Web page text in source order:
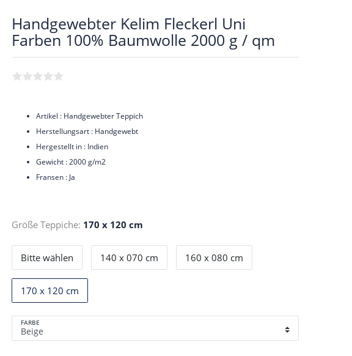
Handgewebter Kelim Fleckerl Uni
Farben 100% Baumwolle 2000 g / qm
Artikel : Handgewebter Teppich
Herstellungsart : Handgewebt
Hergestellt in : Indien
Gewicht : 2000 g/m2
Fransen : Ja
Größe Teppiche: 170 x 120 cm
Bitte wählen 140 x 070 cm 160 x 080 cm
170 x 120 cm
FARBE